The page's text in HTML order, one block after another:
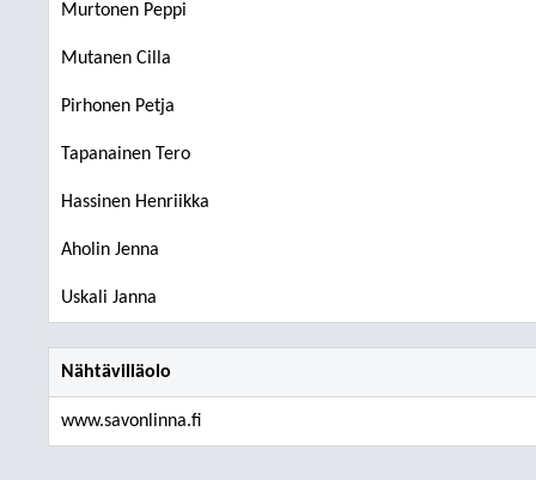
Murtonen Peppi
Mutanen Cilla
Pirhonen Petja
Tapanainen Tero
Hassinen Henriikka
Aholin Jenna
Uskali Janna
Nähtävilläolo
www.savonlinna.fi